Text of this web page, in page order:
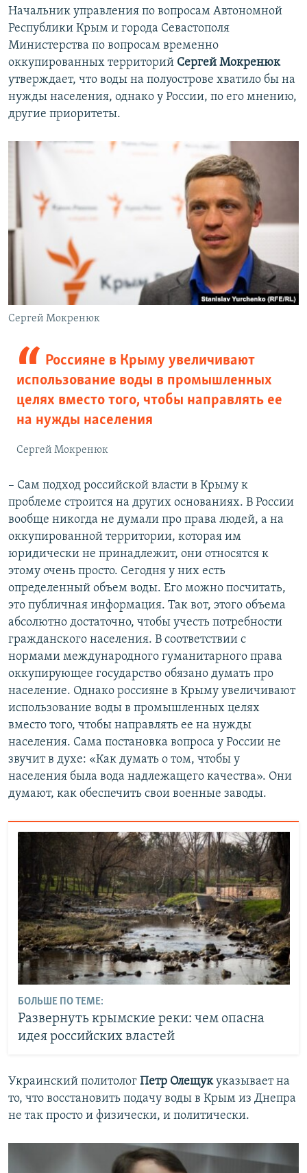
д
ы
д
у
щ
и
й
л
д
у
ю
щ
и
й
с
а
Начальник управления по вопросам Автономной
Республики Крым и города Севастополя
Министерства по вопросам временно
оккупированных территорий Сергей Мокренюк
утверждает, что воды на полуострове хватило бы на
нужды населения, однако у России, по его мнению,
другие приоритеты.
Сергей Мокренюк
Россияне в Крыму увеличивают
использование воды в промышленных
целях вместо того, чтобы направлять ее
на нужды населения
Сергей Мокренюк
– Сам подход российской власти в Крыму к
проблеме строится на других основаниях. В России
вообще никогда не думали про права людей, а на
оккупированной территории, которая им
юридически не принадлежит, они относятся к
этому очень просто. Сегодня у них есть
определенный объем воды. Его можно посчитать,
это публичная информация. Так вот, этого объема
абсолютно достаточно, чтобы учесть потребности
гражданского населения. В соответствии с
нормами международного гуманитарного права
оккупирующее государство обязано думать про
население. Однако россияне в Крыму увеличивают
использование воды в промышленных целях
вместо того, чтобы направлять ее на нужды
населения. Сама постановка вопроса у России не
звучит в духе: «Как думать о том, чтобы у
населения была вода надлежащего качества». Они
думают, как обеспечить свои военные заводы.
БОЛЬШЕ ПО ТЕМЕ:
Развернуть крымские реки: чем опасна
идея российских властей
​Украинский политолог Петр Олещукуказывает на
то, что восстановить подачу воды в Крым из Днепра
не так просто и физически, и политически.